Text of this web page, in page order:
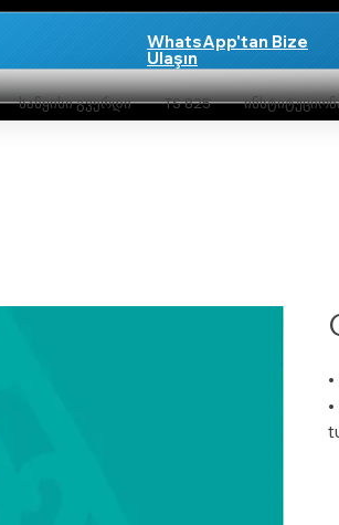
WhatsApp'tan Bize
Ulaşın
საწყისი გვერდი TS 825